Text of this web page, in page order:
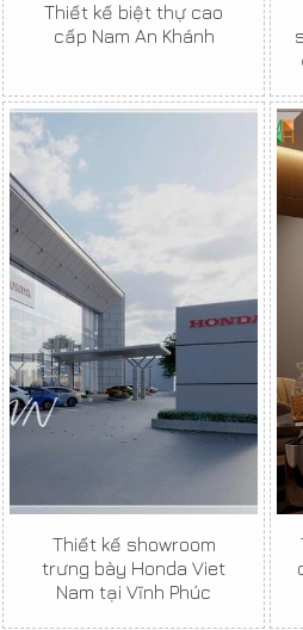
Thiết kế biệt thự cao
cấp Nam An Khánh
Thiết kế showroom
trưng bày Honda Viet
Nam tại Vĩnh Phúc